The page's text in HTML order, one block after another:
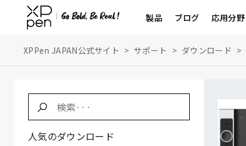
製品 ブログ 応用分野
XPPen JAPAN公式サイト > サポート > ダウンロード >
人気のダウンロード